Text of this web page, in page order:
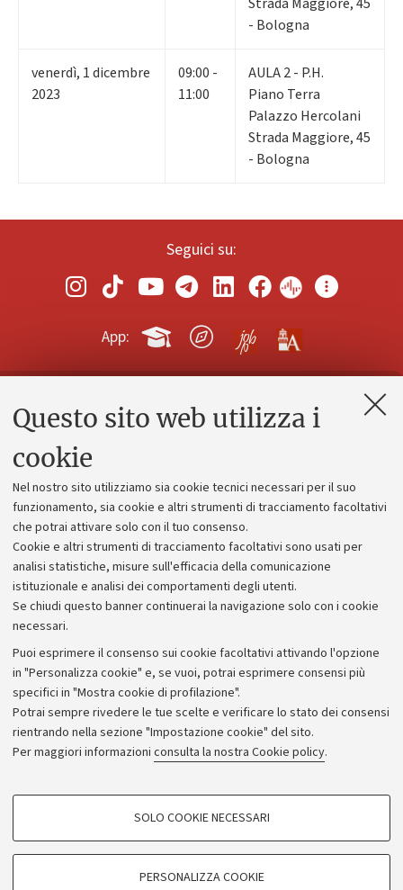
Questo sito web utilizza i
cookie
Nel nostro sito utilizziamo sia cookie tecnici necessari per il suo
funzionamento, sia cookie e altri strumenti di tracciamento facoltativi
che potrai attivare solo con il tuo consenso.
Cookie e altri strumenti di tracciamento facoltativi sono usati per
analisi statistiche, misure sull'efficacia della comunicazione
istituzionale e analisi dei comportamenti degli utenti.
Se chiudi questo banner continuerai la navigazione solo con i cookie
necessari.
Puoi esprimere il consenso sui cookie facoltativi attivando l'opzione
in "Personalizza cookie" e, se vuoi, potrai esprimere consensi più
specifici in "Mostra cookie di profilazione".
Potrai sempre rivedere le tue scelte e verificare lo stato dei consensi
rientrando nella sezione "Impostazione cookie" del sito.
Per maggiori informazioni consulta la nostra Cookie policy.
COOKIE DI PROFILAZIONE - FACOLTATIVI
SOLO COOKIE NECESSARI
PERSONALIZZA COOKIE
- Bologna
venerdì, 1dicembre
2023
09:00 -
11:00
AULA 2 - P.H.
Piano Terra
Palazzo Hercolani
Strada Maggiore, 45
- Bologna
Seguici su:
App:
Contatti e PEC
Alumni community
Piano strategico
Bilanci
Donazioni e 5x1000
Merchandising - UniboStore
Bandi, gare e concorsi
Albo online
Amministrazione trasparente
Atti di notifica
Informazioni sul sito e accessibilità
Dichiarazione di accessibilità
Privacy e note legali
Impostazioni Cookie